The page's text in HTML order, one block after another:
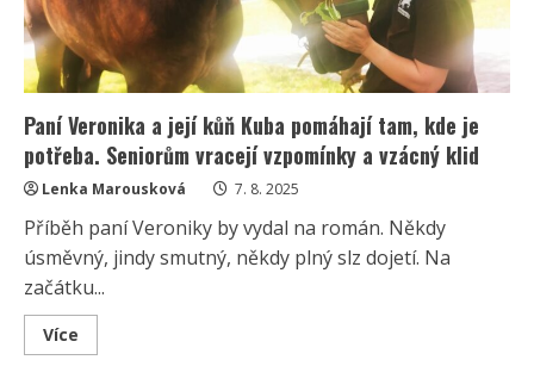
Paní Veronika a její kůň Kuba pomáhají tam, kde je
potřeba. Seniorům vracejí vzpomínky a vzácný klid
Lenka Marousková 7. 8. 2025
Příběh paní Veroniky by vydal na román. Někdy
úsměvný, jindy smutný, někdy plný slz dojetí. Na
začátku...
Více
more